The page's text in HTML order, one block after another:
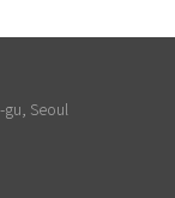
Seoul